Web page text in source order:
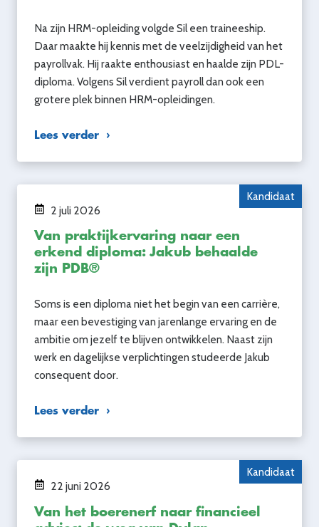
Na zijn HRM-opleiding volgde Sil een traineeship.
Daar maakte hij kennis met de veelzijdigheid van het
payrollvak. Hij raakte enthousiast en haalde zijn PDL-
diploma. Volgens Sil verdient payroll dan ook een
grotere plek binnen HRM-opleidingen.
Lees verder
Kandidaat
2 juli 2026
Van praktijkervaring naar een
erkend diploma: Jakub behaalde
zijn PDB®
Soms is een diploma niet het begin van een carrière,
maar een bevestiging van jarenlange ervaring en de
ambitie om jezelf te blijven ontwikkelen. Naast zijn
werk en dagelijkse verplichtingen studeerde Jakub
consequent door.
Lees verder
Kandidaat
22 juni 2026
Van het boerenerf naar financieel